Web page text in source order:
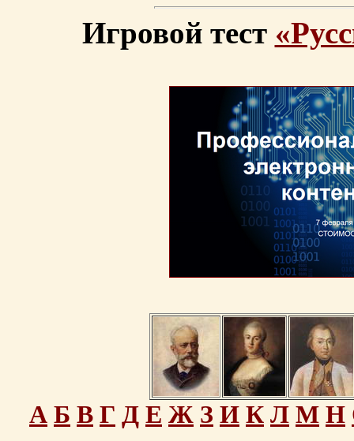
Игровой тест
А Б В Г Д Е Ж З И К Л М Н